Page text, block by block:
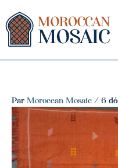
au
contenu
Par Moroccan Mosaic / 6